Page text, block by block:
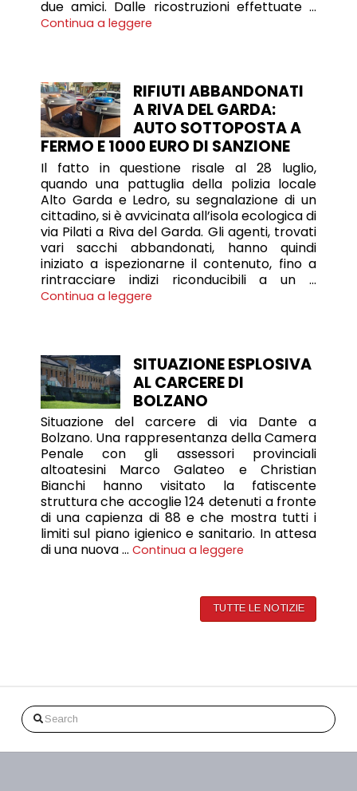
due amici. Dalle ricostruzioni effettuate …
Continua a leggere
RIFIUTI ABBANDONATI
A RIVA DEL GARDA:
AUTO SOTTOPOSTA A
FERMO E 1000 EURO DI SANZIONE
Il fatto in questione risale al 28 luglio,
quando una pattuglia della polizia locale
Alto Garda e Ledro, su segnalazione di un
cittadino, si è avvicinata all’isola ecologica di
via Pilati a Riva del Garda. Gli agenti, trovati
vari sacchi abbandonati, hanno quindi
iniziato a ispezionarne il contenuto, fino a
rintracciare indizi riconducibili a un …
Continua a leggere
SITUAZIONE ESPLOSIVA
AL CARCERE DI
BOLZANO
Situazione del carcere di via Dante a
Bolzano. Una rappresentanza della Camera
Penale con gli assessori provinciali
altoatesini Marco Galateo e Christian
Bianchi hanno visitato la fatiscente
struttura che accoglie 124 detenuti a fronte
di una capienza di 88 e che mostra tutti i
limiti sul piano igienico e sanitario. In attesa
di una nuova … Continua a leggere
TUTTE LE NOTIZIE
Search